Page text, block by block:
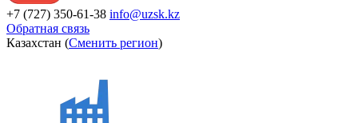
+7 (727) 350-61-38 info@uzsk.kz
Обратная связь
Казахстан (Сменить регион)